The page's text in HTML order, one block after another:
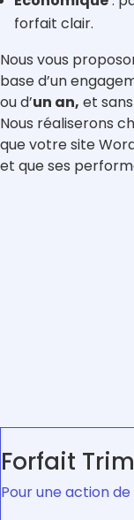
forfait clair.
Nous vous
base d’un
ou d’un an, et
Nous réaliserons
que votre site
et que ses
Forfait
Pour une action